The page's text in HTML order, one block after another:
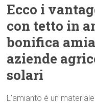
Ecco i
con tetto in
bonifica
aziende
solari
L’amianto è un